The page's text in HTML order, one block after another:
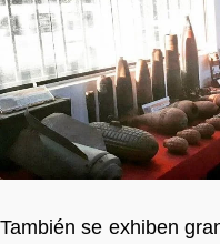
También se exhiben